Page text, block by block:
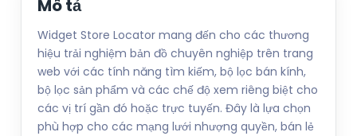
Mô tả
Widget Store Locator mang đến cho các thương
hiệu trải nghiệm bản đồ chuyên nghiệp trên trang
web với các tính năng tìm kiếm, bộ lọc bán kính,
bộ lọc sản phẩm và các chế độ xem riêng biệt cho
các vị trí gần đó hoặc trực tuyến. Đây là lựa chọn
phù hợp cho các mạng lưới nhượng quyền, bán lẻ